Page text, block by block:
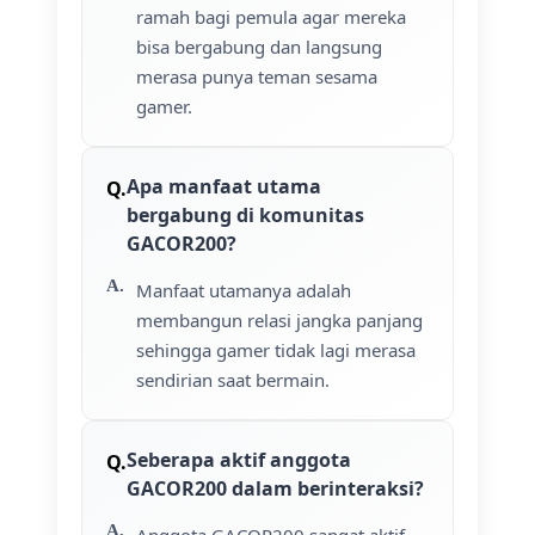
ramah bagi pemula agar mereka
bisa bergabung dan langsung
merasa punya teman sesama
gamer.
Apa manfaat utama
bergabung di komunitas
GACOR200?
Manfaat utamanya adalah
membangun relasi jangka panjang
sehingga gamer tidak lagi merasa
sendirian saat bermain.
Seberapa aktif anggota
GACOR200 dalam berinteraksi?